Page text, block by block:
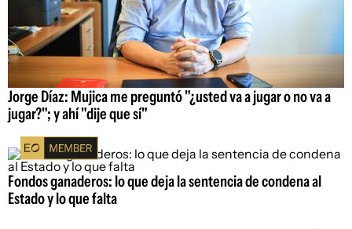
Jorge Díaz: Mujica me preguntó "¿usted va a jugar o no va a
jugar?"; y ahí "dije que sí"
Fondos ganaderos: lo que deja la sentencia de condena al
Estado y lo que falta